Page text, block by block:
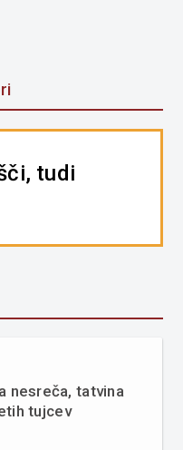
tudi
nesreča, tatvina
tujcev